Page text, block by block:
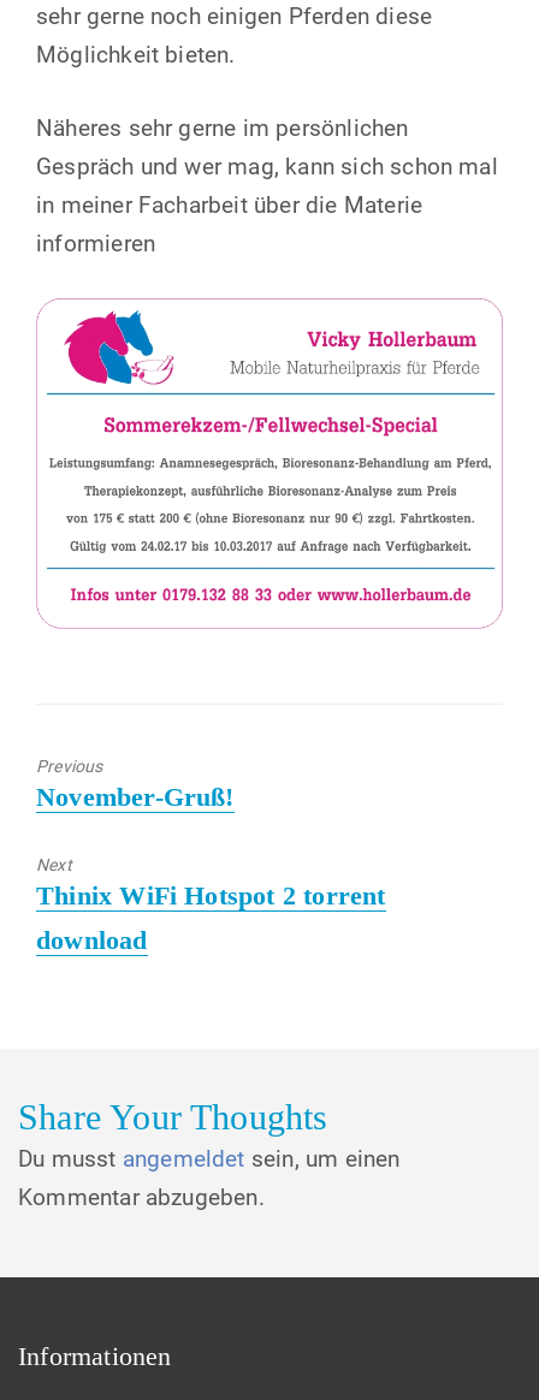
sehr gerne noch einigen Pferden diese
Möglichkeit bieten.
Näheres sehr gerne im persönlichen
Gespräch und wer mag, kann sich schon mal
in meiner Facharbeit über die Materie
informieren
Previous
Previous
November-Gruß!
Next
Next
post:
Thinix WiFi Hotspot 2 torrent
download
Share Your Thoughts
Du musst angemeldet sein, um einen
Kommentar abzugeben.
Informationen